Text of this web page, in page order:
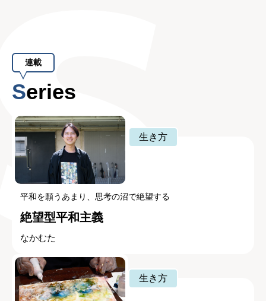
連載
Series
生き方
平和を願うあまり、思考の沼で絶望する
絶望型平和主義
なかむた
生き方